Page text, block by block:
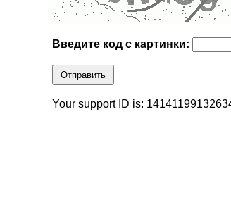
Введите код с картинки:
Отправить
Your support ID is: